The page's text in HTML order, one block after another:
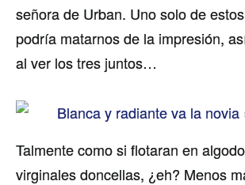
señora de Urban. Uno solo de
podría matarnos de la impresión,
al ver los tres juntos…
Talmente como si flotaran en
virginales doncellas, ¿eh? Menos